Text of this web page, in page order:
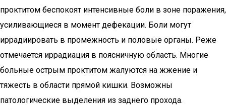
проктитом беспокоят интенсивные боли в зоне поражения,
усиливающиеся в момент дефекации. Боли могут
иррадиировать в промежность и половые органы. Реже
отмечается иррадиация в поясничную область. Многие
больные острым проктитом жалуются на жжение и
тяжесть в области прямой кишки. Возможны
патологические выделения из заднего прохода.